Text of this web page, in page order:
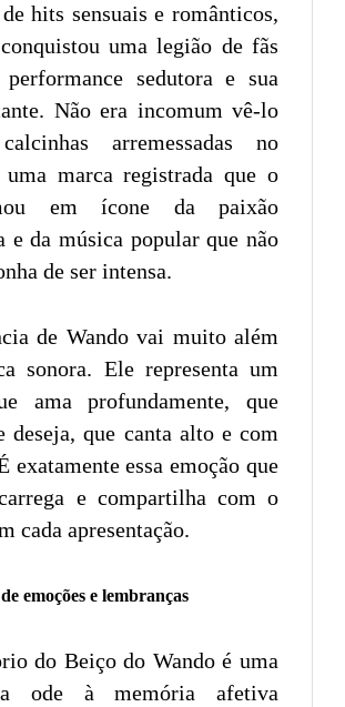
hits sensuais e românticos,
uma legião de fãs
sedutora e sua
Não era incomum vê-lo
arremessadas no
marca registrada que o
em ícone da paixão
e da música popular que não
de ser intensa.
de Wando vai muito além
sonora. Ele representa um
ama profundamente, que
deseja, que canta alto e com
exatamente essa emoção que
e compartilha com o
cada apresentação.
emoções e lembranças
do Beiço do Wando é uma
ode à memória afetiva